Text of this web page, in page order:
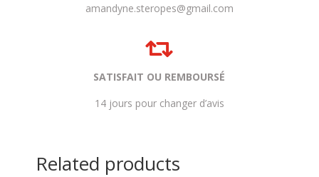
amandyne.steropes@gmail.com

SATISFAIT OU REMBOURSÉ
14 jours pour changer d’avis
Related products